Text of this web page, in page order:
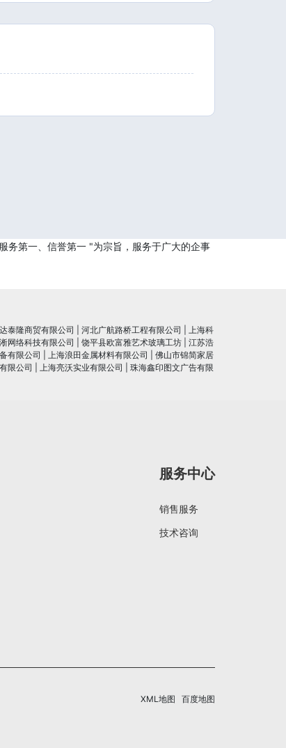
务第一、信誉第一 "为宗旨，服务于广大的企事
泰隆商贸有限公司 河北广航路桥工程有限公司
上海科
网络科技有限公司 饶平县欧富雅艺术玻璃工坊
江苏浩
有限公司 上海浪田金属材料有限公司
佛山市锦简家居
限公司 上海亮沃实业有限公司 珠海鑫印图文广告有限
服务中心
销售服务
技术咨询
XML地图 百度地图